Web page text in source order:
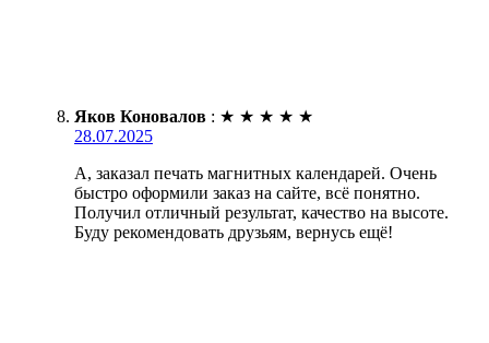
Яков Коновалов : ★ ★ ★ ★ ★
28.07.2025
А, заказал печать магнитных календарей. Очень
быстро оформили заказ на сайте, всё понятно.
Получил отличный результат, качество на высоте.
Буду рекомендовать друзьям, вернусь ещё!